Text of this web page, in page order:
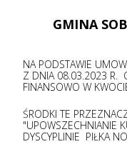
GMINA
NA PODSTAWIE
Z DNIA 08.03.2023 R.
FINANSOWO W
ŚRODKI TE
"UPOWSZECHNIANIE
DYSCYPLINIE PIŁKA